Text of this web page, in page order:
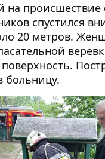
происшествие
спустился
20 метров.
больницу.